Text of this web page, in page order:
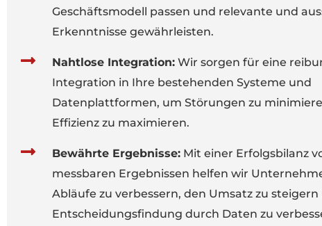
Geschäftsmodell passen und relevante und
Erkenntnisse gewährleisten.
Nahtlose Integration: Wir sorgen für eine
Integration in Ihre bestehenden Systeme und
Datenplattformen, um Störungen zu
Effizienz zu maximieren.
Bewährte Ergebnisse: Mit einer Erfolgsbilanz
messbaren Ergebnissen helfen wir
Abläufe zu verbessern, den Umsatz zu steigern
Entscheidungsfindung durch Daten zu